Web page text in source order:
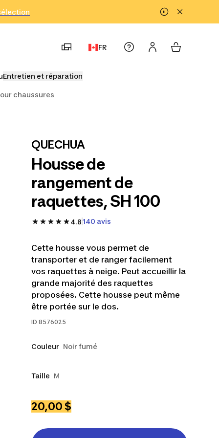
FR
Entretien et réparation
chaussures
QUECHUA
Housse de
rangement de
raquettes, SH 100
4.8140 avis
Cette housse vous permet de
transporter et de ranger facilement
vos raquettes à neige. Peut accueillir la
grande majorité des raquettes
proposées. Cette housse peut même
être portée sur le dos.
ID 8576025
Couleur Noir fumé
Taille M
20,00 $